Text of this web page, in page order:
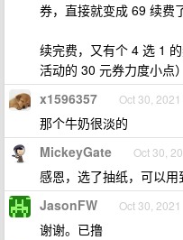
券，直接就变成 69 续费了
续完费，又有个 4 选 1
活动的 30 元券力度小点
x1596357 Oct 30,
那个牛奶很淡的
MickeyGate Oct 30,
感恩，选了抽纸，可以
JasonFW Oct 30, 2021
谢谢。已撸